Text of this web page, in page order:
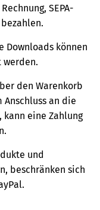
SEPA-
Downloads können
werden.
den Warenkorb
an die
eine Zahlung
und
beschränken sich